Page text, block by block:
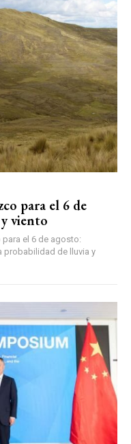
para el 6 de
viento
el 6 de agosto:
probabilidad de lluvia y